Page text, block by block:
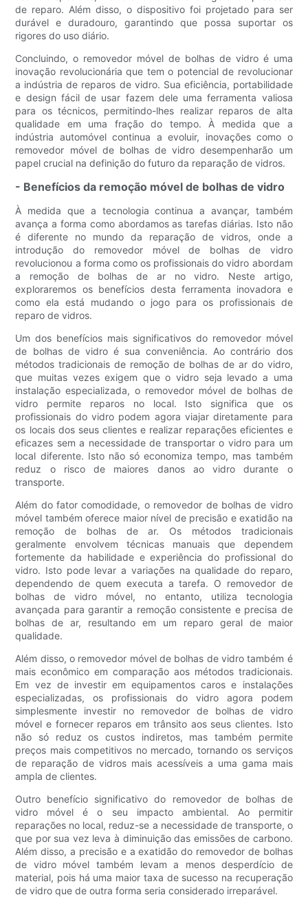
de reparo. Além disso, o dispositivo foi projetado para ser
durável e duradouro, garantindo que possa suportar os
rigores do uso diário.
Concluindo, o removedor móvel de bolhas de vidro é uma
inovação revolucionária que tem o potencial de revolucionar
a indústria de reparos de vidro. Sua eficiência, portabilidade
e design fácil de usar fazem dele uma ferramenta valiosa
para os técnicos, permitindo-lhes realizar reparos de alta
qualidade em uma fração do tempo. À medida que a
indústria automóvel continua a evoluir, inovações como o
removedor móvel de bolhas de vidro desempenharão um
papel crucial na definição do futuro da reparação de vidros.
- Benefícios da remoção móvel de bolhas de vidro
À medida que a tecnologia continua a avançar, também
avança a forma como abordamos as tarefas diárias. Isto não
é diferente no mundo da reparação de vidros, onde a
introdução do removedor móvel de bolhas de vidro
revolucionou a forma como os profissionais do vidro abordam
a remoção de bolhas de ar no vidro. Neste artigo,
exploraremos os benefícios desta ferramenta inovadora e
como ela está mudando o jogo para os profissionais de
reparo de vidros.
Um dos benefícios mais significativos do removedor móvel
de bolhas de vidro é sua conveniência. Ao contrário dos
métodos tradicionais de remoção de bolhas de ar do vidro,
que muitas vezes exigem que o vidro seja levado a uma
instalação especializada, o removedor móvel de bolhas de
vidro permite reparos no local. Isto significa que os
profissionais do vidro podem agora viajar diretamente para
os locais dos seus clientes e realizar reparações eficientes e
eficazes sem a necessidade de transportar o vidro para um
local diferente. Isto não só economiza tempo, mas também
reduz o risco de maiores danos ao vidro durante o
transporte.
Além do fator comodidade, o removedor de bolhas de vidro
móvel também oferece maior nível de precisão e exatidão na
remoção de bolhas de ar. Os métodos tradicionais
geralmente envolvem técnicas manuais que dependem
fortemente da habilidade e experiência do profissional do
vidro. Isto pode levar a variações na qualidade do reparo,
dependendo de quem executa a tarefa. O removedor de
bolhas de vidro móvel, no entanto, utiliza tecnologia
avançada para garantir a remoção consistente e precisa de
bolhas de ar, resultando em um reparo geral de maior
qualidade.
Além disso, o removedor móvel de bolhas de vidro também é
mais econômico em comparação aos métodos tradicionais.
Em vez de investir em equipamentos caros e instalações
especializadas, os profissionais do vidro agora podem
simplesmente investir no removedor de bolhas de vidro
móvel e fornecer reparos em trânsito aos seus clientes. Isto
não só reduz os custos indiretos, mas também permite
preços mais competitivos no mercado, tornando os serviços
de reparação de vidros mais acessíveis a uma gama mais
ampla de clientes.
Outro benefício significativo do removedor de bolhas de
vidro móvel é o seu impacto ambiental. Ao permitir
reparações no local, reduz-se a necessidade de transporte, o
que por sua vez leva à diminuição das emissões de carbono.
Além disso, a precisão e a exatidão do removedor de bolhas
de vidro móvel também levam a menos desperdício de
material, pois há uma maior taxa de sucesso na recuperação
de vidro que de outra forma seria considerado irreparável.